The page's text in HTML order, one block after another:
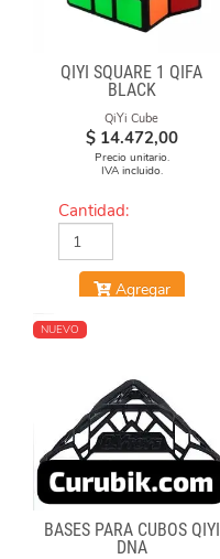
QIYI SQUARE 1 QIFA
BLACK
QiYi Cube
$ 14.472,00
Precio unitario.
IVA incluido.
Cantidad:
Agregar
NUEVO
BASES PARA CUBOS QIYI
DNA